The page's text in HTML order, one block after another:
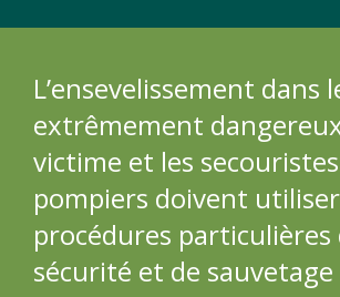
L’ensevelissement dans
extrêmement
victime et les
pompiers doivent
procédures particulières
sécurité et de